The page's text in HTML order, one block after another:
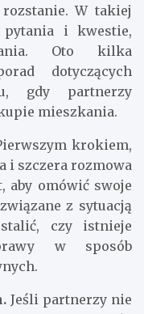
W takiej
i kwestie,
Oto kilka
dotyczących
gdy partnerzy
mieszkania.
krokiem,
i szczera rozmowa
aby omówić swoje
z sytuacją
czy istnieje
w sposób
Jeśli partnerzy nie